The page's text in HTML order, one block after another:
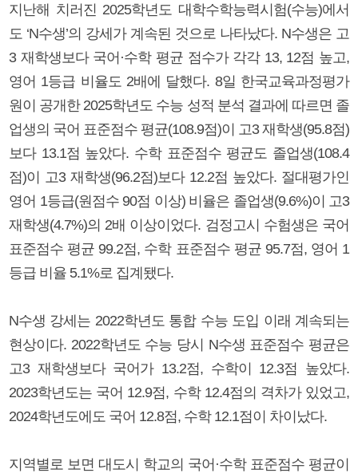
지난해 치러진 2025학년도 대학수학능력시험(수능)에서
도 ‘N수생’의 강세가 계속된 것으로 나타났다. N수생은 고
3 재학생보다 국어·수학 평균 점수가 각각 13, 12점 높고,
영어 1등급 비율도 2배에 달했다. 8일 한국교육과정평가
원이 공개한 2025학년도 수능 성적 분석 결과에 따르면 졸
업생의 국어 표준점수 평균(108.9점)이 고3 재학생(95.8점)
보다 13.1점 높았다. 수학 표준점수 평균도 졸업생(108.4
점)이 고3 재학생(96.2점)보다 12.2점 높았다. 절대평가인
영어 1등급(원점수 90점 이상) 비율은 졸업생(9.6%)이 고3
재학생(4.7%)의 2배 이상이었다. 검정고시 수험생은 국어
표준점수 평균 99.2점, 수학 표준점수 평균 95.7점, 영어 1
등급 비율 5.1%로 집계됐다.
N수생 강세는 2022학년도 통합 수능 도입 이래 계속되는
현상이다. 2022학년도 수능 당시 N수생 표준점수 평균은
고3 재학생보다 국어가 13.2점, 수학이 12.3점 높았다.
2023학년도는 국어 12.9점, 수학 12.4점의 격차가 있었고,
2024학년도에도 국어 12.8점, 수학 12.1점이 차이났다.
지역별로 보면 대도시 학교의 국어·수학 표준점수 평균이